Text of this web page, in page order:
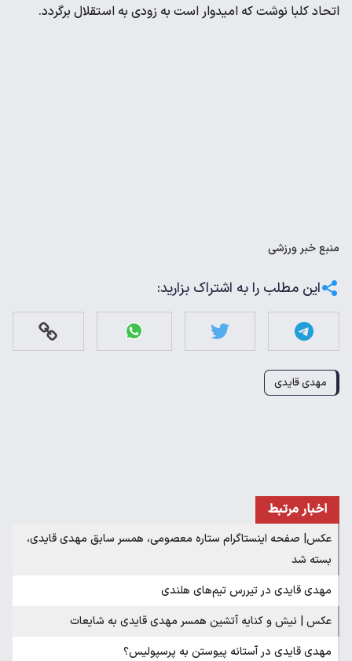
اتحاد کلبا نوشت که امیدوار است به زودی به استقلال برگردد.
منبعخبر ورزشی
این مطلب را به اشتراک بزارید:
مهدی قایدی
اخبار مرتبط
عکس| صفحه اینستاگرام ستاره معصومی، همسر سابق مهدی قایدی،
بسته شد
مهدی قایدی در تیررس تیم‌های هلندی
عکس | نیش و کنایه آتشین همسر مهدی قایدی به شایعات
مهدی قایدی در آستانه پیوستن به پرسپولیس؟